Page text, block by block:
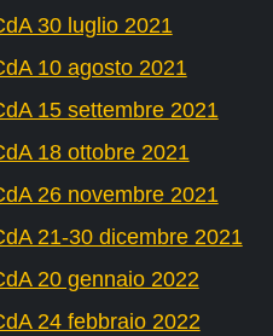
30 luglio 2021
10 agosto 2021
15 settembre 2021
18 ottobre 2021
26 novembre 2021
21-30 dicembre 2021
20 gennaio 2022
24 febbraio 2022